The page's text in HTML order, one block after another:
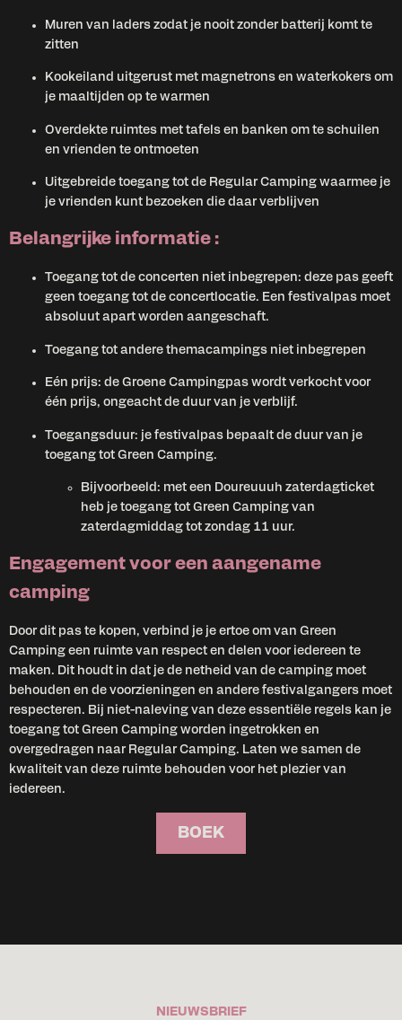
Muren van laders zodat je nooit zonder batterij komt te
zitten
Kookeiland uitgerust met magnetrons en waterkokers om
je maaltijden op te warmen
Overdekte ruimtes met tafels en banken om te schuilen
en vrienden te ontmoeten
Uitgebreide toegang tot de Regular Camping waarmee je
je vrienden kunt bezoeken die daar verblijven
Belangrijke informatie :
Toegang tot de concerten niet inbegrepen: deze pas geeft
geen toegang tot de concertlocatie. Een festivalpas moet
absoluut apart worden aangeschaft.
Toegang tot andere themacampings niet inbegrepen
Eén prijs: de Groene Campingpas wordt verkocht voor
één prijs, ongeacht de duur van je verblijf.
Toegangsduur: je festivalpas bepaalt de duur van je
toegang tot Green Camping.
Bijvoorbeeld: met een Doureuuuh zaterdagticket
heb je toegang tot Green Camping van
zaterdagmiddag tot zondag 11 uur.
Engagement voor een aangename
camping
Door dit pas te kopen, verbind je je ertoe om van Green
Camping een ruimte van respect en delen voor iedereen te
maken. Dit houdt in dat je de netheid van de camping moet
behouden en de voorzieningen en andere festivalgangers moet
respecteren. Bij niet-naleving van deze essentiële regels kan je
toegang tot Green Camping worden ingetrokken en
overgedragen naar Regular Camping. Laten we samen de
kwaliteit van deze ruimte behouden voor het plezier van
iedereen.
BOEK
NIEUWSBRIEF